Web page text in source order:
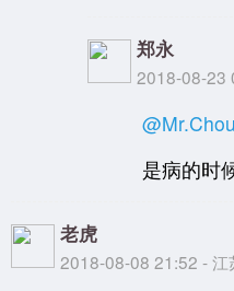
郑永
2018-08-23
@Mr.Chou
是病的时
老虎
2018-08-08 21:52 - 江